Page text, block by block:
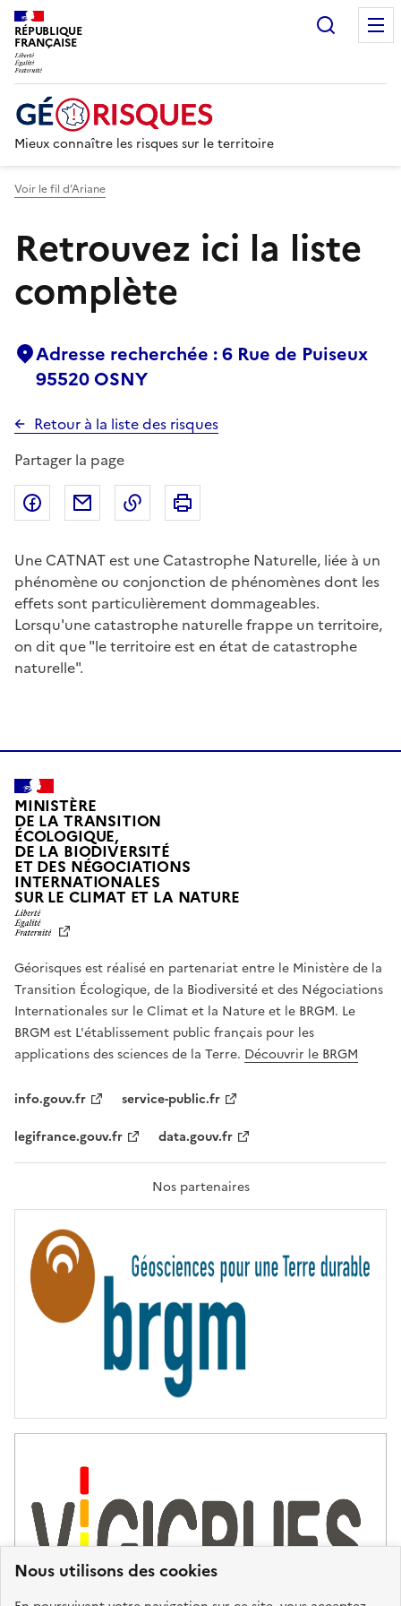
Nous utilisons des cookies
RÉPUBLIQUE
FRANÇAISE
Mieux connaître les risques sur le territoire
Voir le fil d’Ariane
Retrouvez ici la liste
complète
Adresse recherchée : 6 Rue de Puiseux
95520 OSNY
Retour à la liste des risques
Partager la page
Partager sur Facebook
Partager par emailCopier dans le presse-papier
Une CATNAT est une Catastrophe Naturelle, liée à un
phénomène ou conjonction de phénomènes dont les
effets sont particulièrement dommageables.
Lorsqu'une catastrophe naturelle frappe un territoire,
on dit que "le territoire est en état de catastrophe
naturelle".
MINISTÈRE
DE LA TRANSITION
ÉCOLOGIQUE,
DE LA BIODIVERSITÉ
ET DES NÉGOCIATIONS
INTERNATIONALES
SUR LE CLIMAT ET LA NATUREL
T
É
,
É
G
A
L
F
A
T
R
T
É
Géorisques est réalisé en partenariat entre le Ministère de la
Transition Écologique, de la Biodiversité et des Négociations
Internationales sur le Climat et la Nature et le BRGM. Le
BRGM est L'établissement public français pour les
applications des sciences de la Terre. Découvrir le BRGM
info.gouv.fr
service-public.fr
legifrance.gouv.fr
data.gouv.fr
Nos partenaires